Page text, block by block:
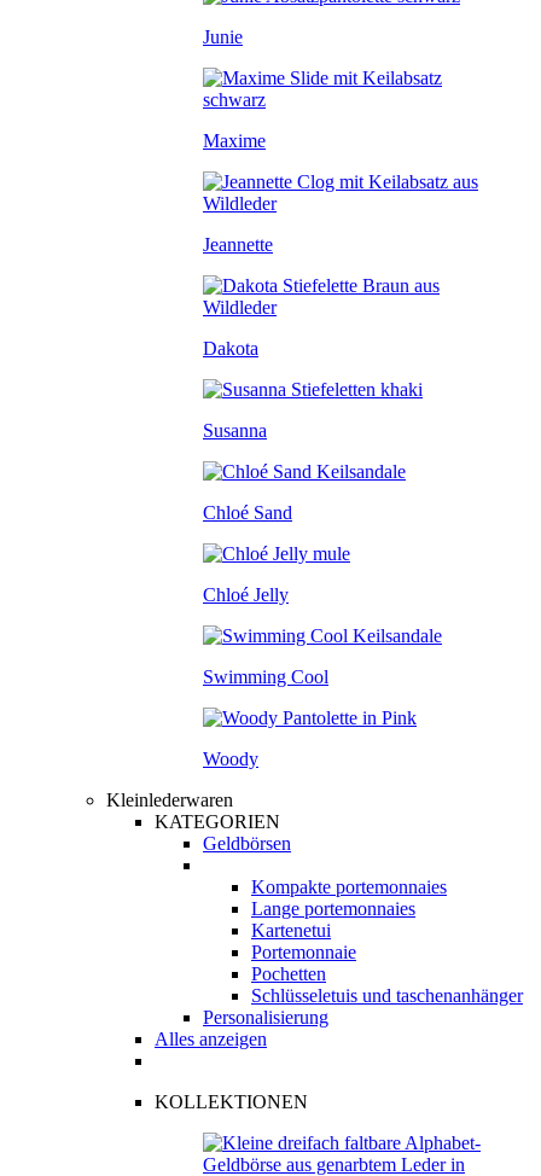
Junie
Maxime
Jeannette
Dakota
Susanna
Chloé Sand
Chloé Jelly
Swimming Cool
Woody
Kleinlederwaren
KATEGORIEN
Geldbörsen
Kompakte portemonnaies
Lange portemonnaies
Kartenetui
Portemonnaie
Pochetten
Schlüsseletuis und taschenanhänger
Personalisierung
Alles anzeigen
KOLLEKTIONEN